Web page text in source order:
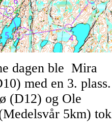
dagen ble Mira
med en 3. plass.
(D12) og Ole
5km) tok